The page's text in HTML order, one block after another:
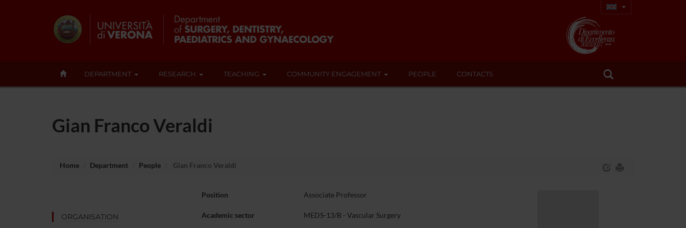
DEPARTMENT RESEARCH TEACHING COMMUNITY ENGAGEMENT PEOPLE CONTACTS
Gian Franco Veraldi
Home Department People Gian Franco Veraldi
ORGANISATION
Position Associate Professor
Academic sector MEDS-13/B - Vascular Surgery